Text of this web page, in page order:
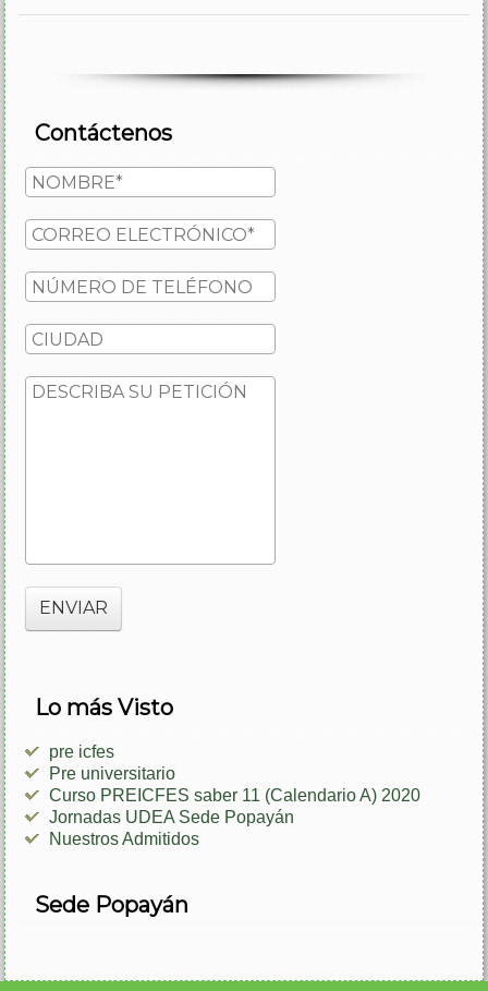
Contáctenos
ENVIAR
Lo más Visto
pre icfes
Pre universitario
Curso PREICFES saber 11 (Calendario A) 2020
Jornadas UDEA Sede Popayán
Nuestros Admitidos
Sede Popayán